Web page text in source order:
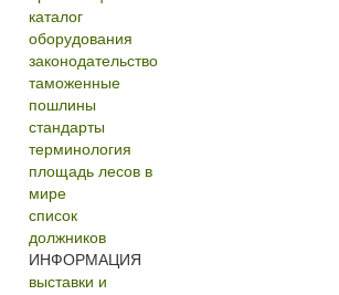
каталог
оборудования
законодательство
таможенные
пошлины
стандарты
терминология
площадь лесов в
мире
список
должников
ИНФОРМАЦИЯ
выставки и